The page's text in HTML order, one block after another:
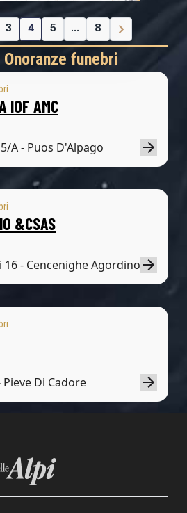
3 4 5 ... 8
funebri
IOF AMC
A - Puos D'Alpago
&CSAS
- Cencenighe Agordino
Di Cadore